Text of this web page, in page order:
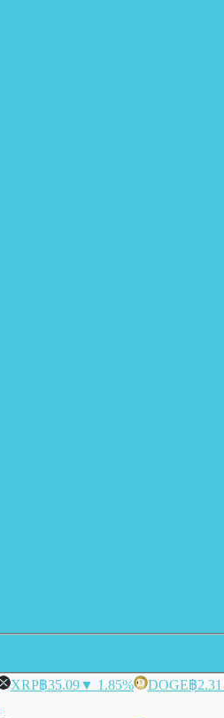
XRP฿35.09▼ 1.85% DOGE฿2.31